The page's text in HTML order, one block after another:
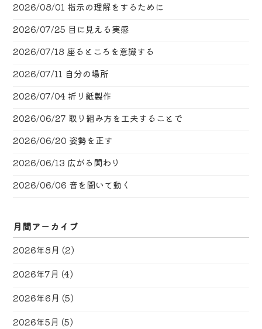
2026/08/01 指示の理解をするために
2026/07/25 目に見える実感
2026/07/18 座るところを意識する
2026/07/11 自分の場所
2026/07/04 折り紙製作
2026/06/27 取り組み方を工夫することで
2026/06/20 姿勢を正す
2026/06/13 広がる関わり
2026/06/06 音を聞いて動く
月間アーカイブ
2026年8月 (2)
2026年7月 (4)
2026年6月 (5)
2026年5月 (5)